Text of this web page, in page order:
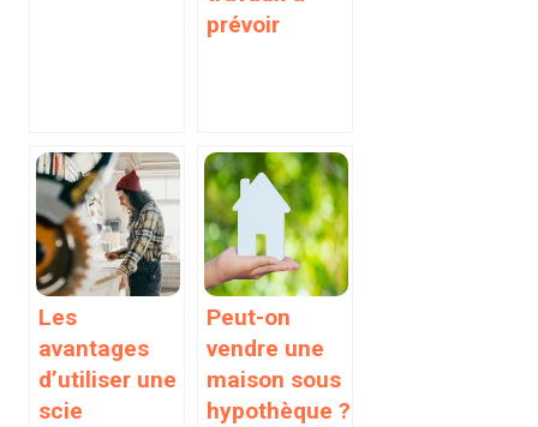
prévoir
Les
avantages
d’utiliser une
scie
Peut-on
vendre une
maison sous
hypothèque ?